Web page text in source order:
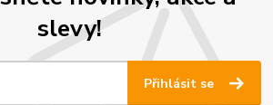
slevy!
Přihlásit se